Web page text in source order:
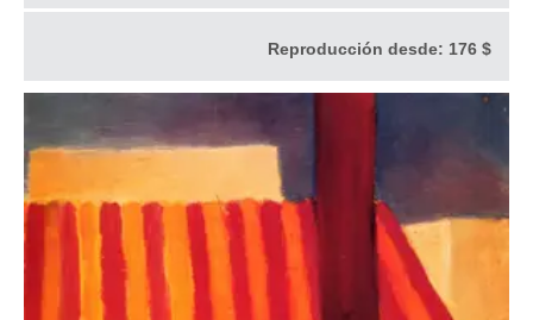
Reproducción desde: 176 $